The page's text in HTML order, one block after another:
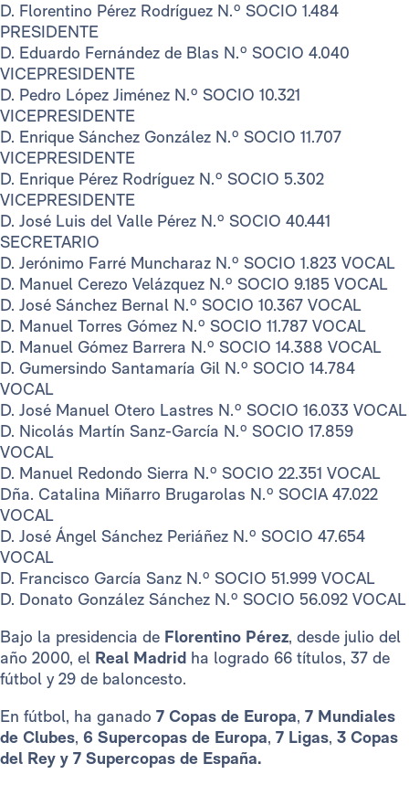
D. Florentino Pérez Rodríguez N.º SOCIO 1.484
PRESIDENTE
D. Eduardo Fernández de Blas N.º SOCIO 4.040
VICEPRESIDENTE
D. Pedro López Jiménez N.º SOCIO 10.321
VICEPRESIDENTE
D. Enrique Sánchez González N.º SOCIO 11.707
VICEPRESIDENTE
D. Enrique Pérez Rodríguez N.º SOCIO 5.302
VICEPRESIDENTE
D. José Luis del Valle Pérez N.º SOCIO 40.441
SECRETARIO
D. Jerónimo Farré Muncharaz N.º SOCIO 1.823 VOCAL
D. Manuel Cerezo Velázquez N.º SOCIO 9.185 VOCAL
D. José Sánchez Bernal N.º SOCIO 10.367 VOCAL
D. Manuel Torres Gómez N.º SOCIO 11.787 VOCAL
D. Manuel Gómez Barrera N.º SOCIO 14.388 VOCAL
D. Gumersindo Santamaría Gil N.º SOCIO 14.784
VOCAL
D. José Manuel Otero Lastres N.º SOCIO 16.033 VOCAL
D. Nicolás Martín Sanz-García N.º SOCIO 17.859
VOCAL
D. Manuel Redondo Sierra N.º SOCIO 22.351 VOCAL
Dña. Catalina Miñarro Brugarolas N.º SOCIA 47.022
VOCAL
D. José Ángel Sánchez Periáñez N.º SOCIO 47.654
VOCAL
D. Francisco García Sanz N.º SOCIO 51.999 VOCAL
D. Donato González Sánchez N.º SOCIO 56.092 VOCAL
Bajo la presidencia de Florentino Pérez, desde julio del
año 2000, el Real Madrid ha logrado 66 títulos, 37 de
fútbol y 29 de baloncesto.
En fútbol, ha ganado 7 Copas de Europa, 7 Mundiales
de Clubes, 6 Supercopas de Europa, 7 Ligas, 3 Copas
del Rey y 7 Supercopas de España.